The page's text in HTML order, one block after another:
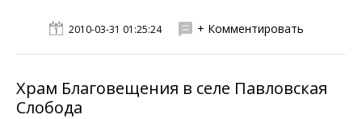
2010-03-31 01:25:24 + Комментировать
Храм Благовещения в селе Павловская
Слобода